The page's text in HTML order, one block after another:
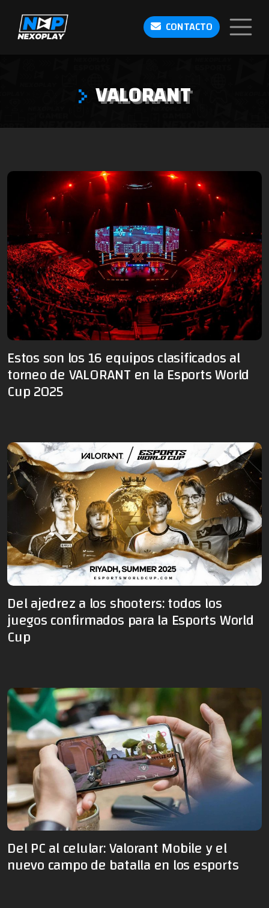
CONTACTO
VALORANT
Estos son los 16 equipos clasificados al
torneo de VALORANT en la Esports World
Cup 2025
Del ajedrez a los shooters: todos los
juegos confirmados para la Esports World
Cup
Del PC al celular: Valorant Mobile y el
nuevo campo de batalla en los esports